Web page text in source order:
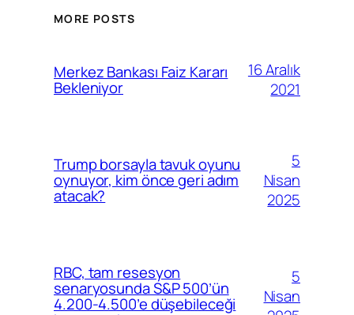
MORE POSTS
Merkez Bankası Faiz Kararı
Bekleniyor
16 Aralık
2021
Trump borsayla tavuk oyunu
oynuyor, kim önce geri adım
atacak?
5
Nisan
2025
RBC, tam resesyon
senaryosunda S&P 500’ün
4.200-4.500’e düşebileceği
5
Nisan